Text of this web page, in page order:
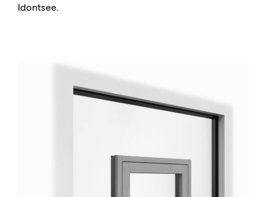
Idontsee.